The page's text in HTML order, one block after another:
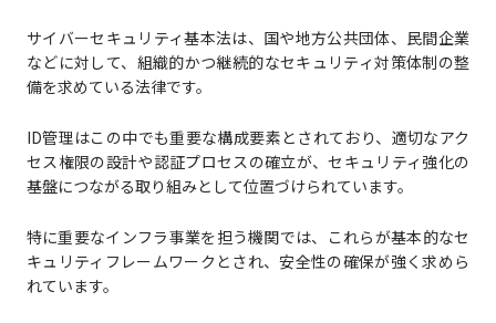
サイバーセキュリティ基本法は、国や地方公共団体、民間企業
などに対して、組織的かつ継続的なセキュリティ対策体制の整
備を求めている法律です。
ID管理はこの中でも重要な構成要素とされており、適切なアク
セス権限の設計や認証プロセスの確立が、セキュリティ強化の
基盤につながる取り組みとして位置づけられています。
特に重要なインフラ事業を担う機関では、これらが基本的なセ
キュリティフレームワークとされ、安全性の確保が強く求めら
れています。